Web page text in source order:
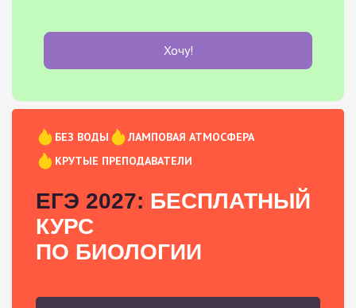
Хочу!
БЕЗ ВОДЫ
ЛАМПОВАЯ АТМОСФЕРА
КРУТЫЕ ПРЕПОДАВАТЕЛИ
ЕГЭ 2027: БЕСПЛАТНЫЙ
КУРС
ПО БИОЛОГИИ